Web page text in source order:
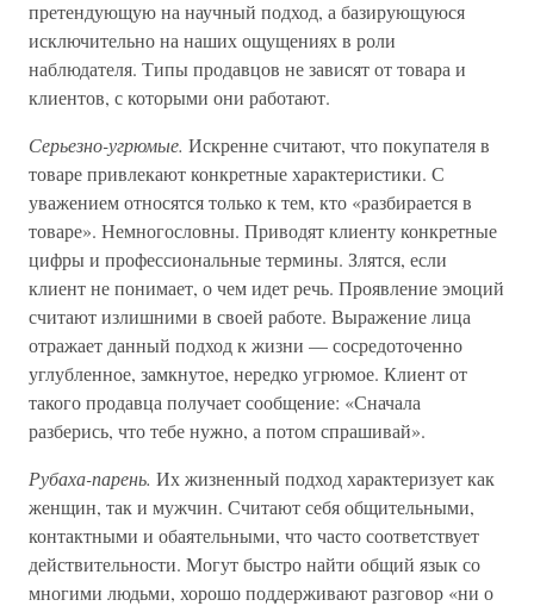
претендующую на научный подход, а базирующуюся
исключительно на наших ощущениях в роли
наблюдателя. Типы продавцов не зависят от товара и
клиентов, с которыми они работают.
Серьезно-угрюмые. Искренне считают, что покупателя в
товаре привлекают конкретные характеристики. С
уважением относятся только к тем, кто «разбирается в
товаре». Немногословны. Приводят клиенту конкретные
цифры и профессиональные термины. Злятся, если
клиент не понимает, о чем идет речь. Проявление эмоций
считают излишними в своей работе. Выражение лица
отражает данный подход к жизни — сосредоточенно
углубленное, замкнутое, нередко угрюмое. Клиент от
такого продавца получает сообщение: «Сначала
разберись, что тебе нужно, а потом спрашивай».
Рубаха-парень. Их жизненный подход характеризует как
женщин, так и мужчин. Считают себя общительными,
контактными и обаятельными, что часто соответствует
действительности. Могут быстро найти общий язык со
многими людьми, хорошо поддерживают разговор «ни о